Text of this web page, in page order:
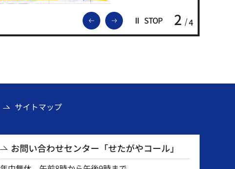
前のスライドを表示
次のスライドを表示
STOP 2 4
サイトマップ
お問い合わせセンター「せたがやコール」